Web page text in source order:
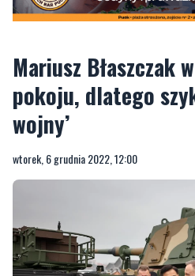
Mariusz Błaszczak
pokoju, dlatego
wojny’
wtorek, 6 grudnia 2022, 12:00